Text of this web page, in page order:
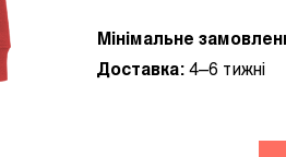
Мінімальне
Доставка: 4–6 тижні